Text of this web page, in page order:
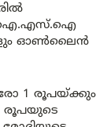
ഐ.എസ്.ഐ
ഓൺലൈൻ
ഓരോ 1 രൂപയ്ക്കും
രൂപയുടെ